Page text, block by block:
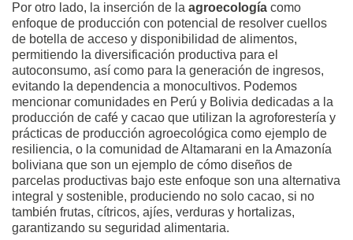
Por otro lado, la inserción de la agroecología como
enfoque de producción con potencial de resolver cuellos
de botella de acceso y disponibilidad de alimentos,
permitiendo la diversificación productiva para el
autoconsumo, así como para la generación de ingresos,
evitando la dependencia a monocultivos. Podemos
mencionar comunidades en Perú y Bolivia dedicadas a la
producción de café y cacao que utilizan la agroforestería y
prácticas de producción agroecológica como ejemplo de
resiliencia, o la comunidad de Altamarani en la Amazonía
boliviana que son un ejemplo de cómo diseños de
parcelas productivas bajo este enfoque son una alternativa
integral y sostenible, produciendo no solo cacao, si no
también frutas, cítricos, ajíes, verduras y hortalizas,
garantizando su seguridad alimentaria.